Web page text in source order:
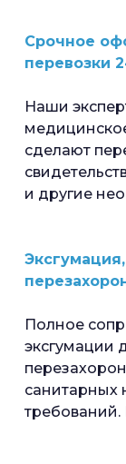
Срочное
перевозки
Наши
сделают
и другие
Полное
эксгумации
санитарных
требований.